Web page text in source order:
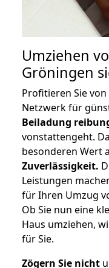
Umziehen
Gröningen
Profitieren Sie
Netzwerk für
Beiladung
vonstattengeht.
besonderen Wert
Zuverlässigkeit.
Leistungen
für Ihren Umzug
Ob Sie nun eine
Haus umziehen,
für Sie.
Zögern Sie nicht